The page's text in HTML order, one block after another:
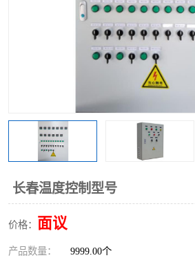
长春温度控制型号
价格： 面议
产品数量： 9999.00个